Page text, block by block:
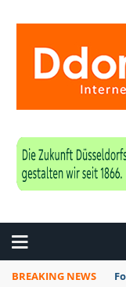
BREAKING NEWS